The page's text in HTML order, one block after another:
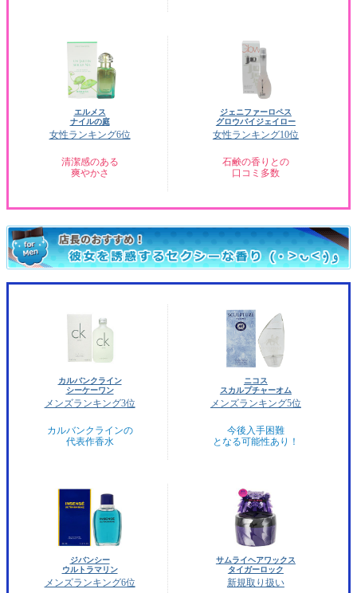
エルメス
ナイルの庭
女性ランキング6位
清潔感のある
爽やかさ
ジェニファーロペス
グロウバイジェイロー
女性ランキング10位
石鹸の香りとの
口コミ多数
カルバンクライン
シーケーワン
メンズランキング3位
カルバンクラインの
代表作香水
ニコス
スカルプチャーオム
メンズランキング5位
今後入手困難
となる可能性あり！
ジバンシー
ウルトラマリン
メンズランキング6位
サムライヘアワックス
タイガーロック
新規取り扱い